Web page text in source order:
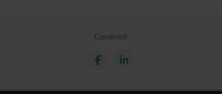
Condividi